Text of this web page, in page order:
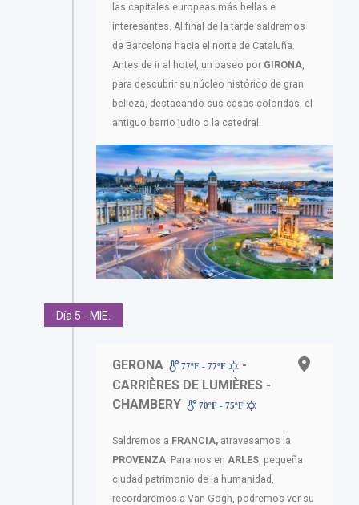
las capitales europeas más bellas e
interesantes. Al final de la tarde saldremos
de Barcelona hacia el norte de Cataluña.
Antes de ir al hotel, un paseo por GIRONA
para descubrir su núcleo histórico de gran
belleza, destacando sus casas coloridas, el
antiguo barrio judio o la catedral.
Día 5 - MIE.
GERONA 77ºF - 77ºF
-
CARRIÈRES DE LUMIÈRES -
CHAMBERY
70ºF - 75ºF
Saldremos a FRANCIA, atravesamos la
PROVENZA . Paramos en ARLES , pequeña
ciudad patrimonio de la humanidad,
recordaremos a Van Gogh, podremos ver su